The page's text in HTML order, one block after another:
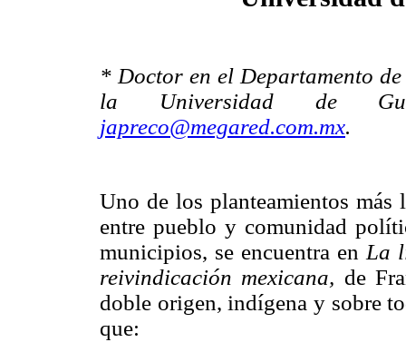
* Doctor en el Departamento
la Universidad de
japreco@megared.com.mx.
Uno de los planteamientos más
entre pueblo y comunidad
municipios, se encuentra en La
reivindicación mexicana, de
doble origen, indígena y sobre
que: